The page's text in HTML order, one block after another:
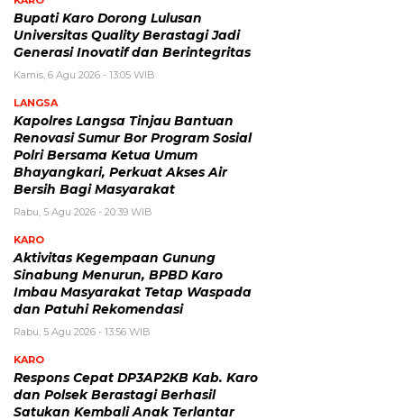
Bupati Karo Dorong Lulusan
Universitas Quality Berastagi Jadi
Generasi Inovatif dan Berintegritas
Kamis, 6 Agu 2026 - 13:05 WIB
LANGSA
Kapolres Langsa Tinjau Bantuan
Renovasi Sumur Bor Program Sosial
Polri Bersama Ketua Umum
Bhayangkari, Perkuat Akses Air
Bersih Bagi Masyarakat
Rabu, 5 Agu 2026 - 20:39 WIB
KARO
Aktivitas Kegempaan Gunung
Sinabung Menurun, BPBD Karo
Imbau Masyarakat Tetap Waspada
dan Patuhi Rekomendasi
Rabu, 5 Agu 2026 - 13:56 WIB
KARO
Respons Cepat DP3AP2KB Kab. Karo
dan Polsek Berastagi Berhasil
Satukan Kembali Anak Terlantar